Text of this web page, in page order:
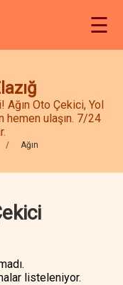
☰
Ağın Oto Çekici, Yol
hemen ulaşın. 7/24
Ağın
listeleniyor.